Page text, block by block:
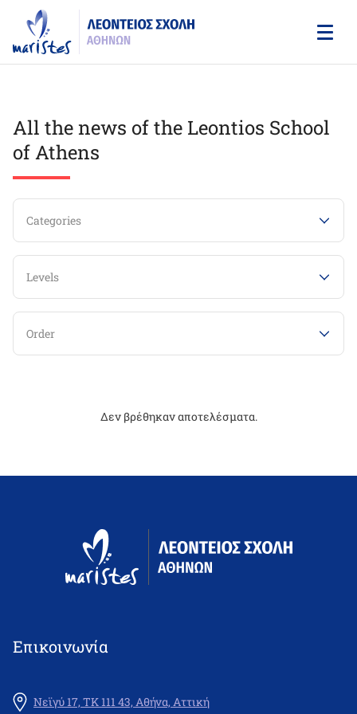
main
content
All the news of the Leontios School
of Athens
Categories
Levels
Order
Δεν βρέθηκαν αποτελέσματα.
Επικοινωνία
Νεϊγύ 17, ΤΚ 111 43, Αθήνα, Αττική